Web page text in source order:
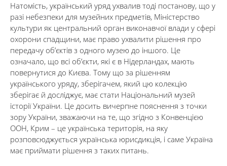
Натомість, український уряд ухвалив тоді постанову, що у
разі небезпеки для музейних предметів, Міністерство
культури як центральний орган виконавчої влади у сфері
охорони спадщини, має право ухвалити рішення про
передачу об’єктів з одного музею до іншого. Це
означало, що всі об’єкти, які є в Нідерландах, мають
повернутися до Києва. Тому що за рішенням
українського уряду, зберігачем, який цю колекцію
зберігає й досліджує, має стати Національний музей
історії України. Це досить вичерпне пояснення з точки
зору України, зважаючи на те, що згідно з Конвенцією
ООН, Крим – це українська територія, на яку
розповсюджується українська юрисдикція, і саме Україна
має приймати рішення з таких питань.